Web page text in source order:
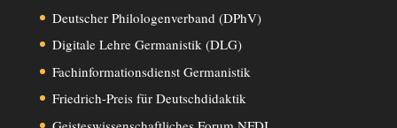
Deutscher Philologenverband (DPhV)
Digitale Lehre Germanistik (DLG)
Fachinformationsdienst Germanistik
Friedrich-Preis für Deutschdidaktik